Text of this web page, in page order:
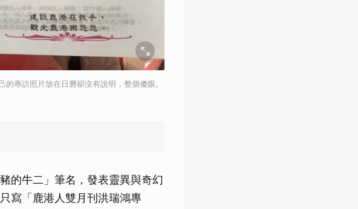
專訪照片放在日曆卻沒有說明，整個傻眼。
的牛二」筆名，發表靈異與奇幻
寫「鹿港人雙月刊洪瑞鴻專